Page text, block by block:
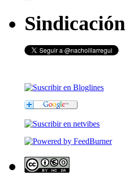
Sindicación